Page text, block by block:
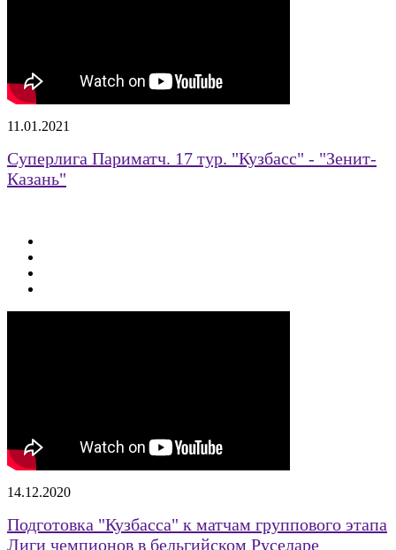
11.01.2021
Суперлига Париматч. 17 тур. "Кузбасс" - "Зенит-
Казань"
14.12.2020
Подготовка "Кузбасса" к матчам группового этапа
Лиги чемпионов в бельгийском Руселаре